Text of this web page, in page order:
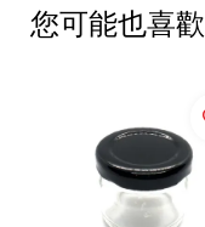
您可能也喜歡